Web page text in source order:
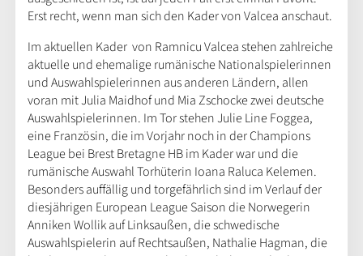
Erst recht, wenn man sich den Kader von Valcea anschaut.
Im aktuellen Kader von Ramnicu Valcea stehen zahlreiche
aktuelle und ehemalige rumänische Nationalspielerinnen
und Auswahlspielerinnen aus anderen Ländern, allen
voran mit Julia Maidhof und Mia Zschocke zwei deutsche
Auswahlspielerinnen. Im Tor stehen Julie Line Foggea,
eine Französin, die im Vorjahr noch in der Champions
League bei Brest Bretagne HB im Kader war und die
rumänische Auswahl Torhüterin Ioana Raluca Kelemen.
Besonders auffällig und torgefährlich sind im Verlauf der
diesjährigen European League Saison die Norwegerin
Anniken Wollik auf Linksaußen, die schwedische
Auswahlspielerin auf Rechtsaußen, Nathalie Hagman, die